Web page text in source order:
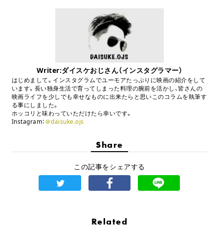
Writer:ダイスケおじさん（インスタグラマー）
はじめまして。インスタグラムでユーモアたっぷりに映画の紹介をして
います。長い独身生活で育ってしまった料理の腕前を活かし、皆さんの
映画ライフを少しでも幸せなものに出来たらと思いこのコラムを執筆す
る事にしました。
ホッコリと味わっていただけたら幸いです。
Instagram：＠daisuke.ojs
Share
この記事をシェアする
Related